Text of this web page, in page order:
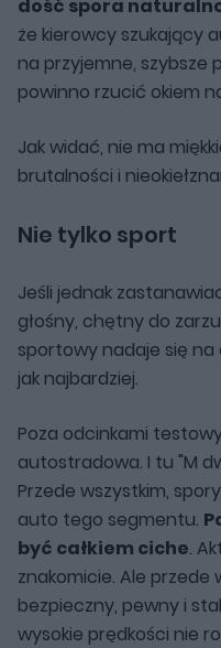
dość spora
że kierowcy szukający
na przyjemne, szybsze
powinno rzucić okiem
Jak widać, nie ma
brutalności i
Nie tylko sport
Jeśli jednak
głośny, chętny do
sportowy nadaje się na
jak najbardziej.
Poza odcinkami
autostradowa. I tu "M
Przede wszystkim,
auto tego segmentu.
być całkiem ciche.
znakomicie. Ale przede
bezpieczny, pewny i
wysokie prędkości nie